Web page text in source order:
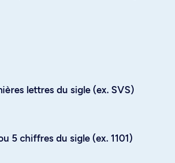
lettres du sigle (ex. SVS)
5 chiffres du sigle (ex. 1101)